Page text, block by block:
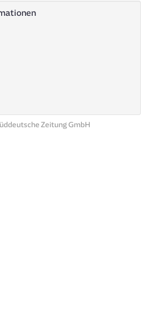
Zeitung GmbH